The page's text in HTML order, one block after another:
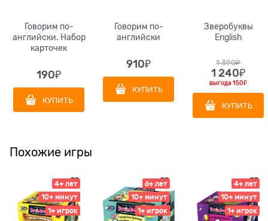
Говорим по-
английски. Набор
карточек
190₽
КУПИТЬ
Говорим по-
английски
910₽
КУПИТЬ
Зверобуквы
English
1 390₽
1 240₽
выгода150₽
КУПИТЬ
Похожие игры
4+ лет
10+ минут
1+ игрок
6+ лет
10+ минут
1+ игрок
4+ лет
10+ минут
1+ игрок